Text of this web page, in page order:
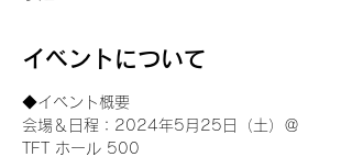
イベントについて
◆イベント概要
会場＆日程：2024年5月25日（土）＠
TFT ホール 500